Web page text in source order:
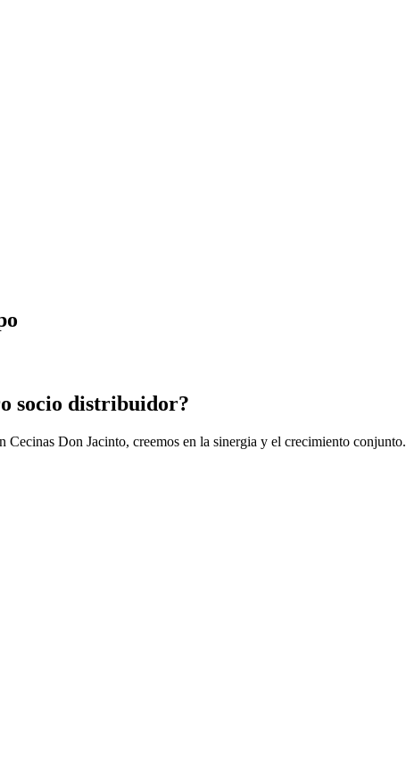
socio distribuidor?
Cecinas Don Jacinto, creemos en la sinergia y el crecimiento conjunto.